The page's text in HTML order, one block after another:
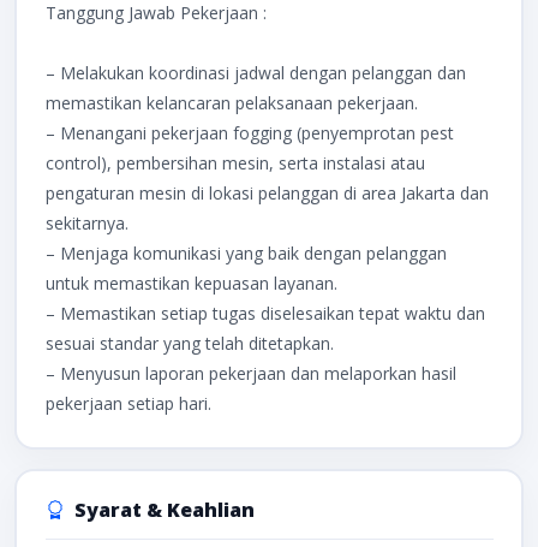
Tanggung Jawab Pekerjaan :
– Melakukan koordinasi jadwal dengan pelanggan dan
memastikan kelancaran pelaksanaan pekerjaan.
– Menangani pekerjaan fogging (penyemprotan pest
control), pembersihan mesin, serta instalasi atau
pengaturan mesin di lokasi pelanggan di area Jakarta dan
sekitarnya.
– Menjaga komunikasi yang baik dengan pelanggan
untuk memastikan kepuasan layanan.
– Memastikan setiap tugas diselesaikan tepat waktu dan
sesuai standar yang telah ditetapkan.
– Menyusun laporan pekerjaan dan melaporkan hasil
pekerjaan setiap hari.
Syarat & Keahlian